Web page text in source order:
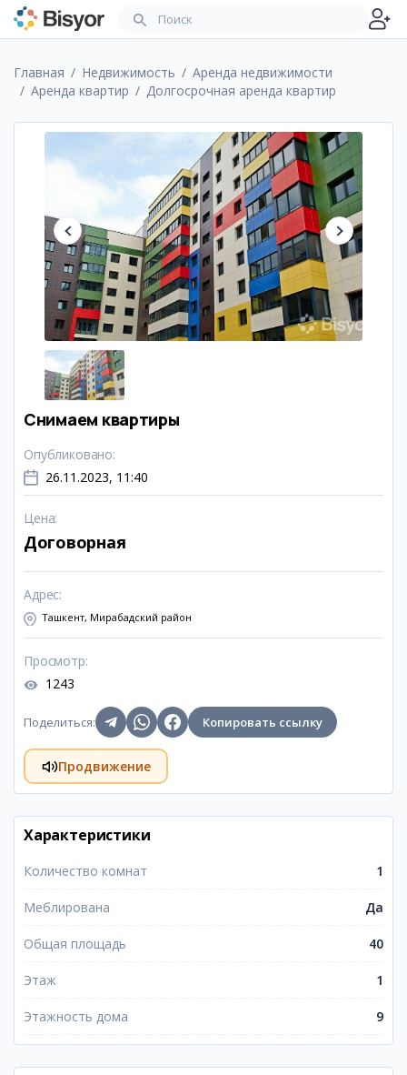
Главная Недвижимость
Аренда недвижимости
Аренда квартир
Долгосрочная аренда квартир
Снимаем квартиры
Опубликовано:
26.11.2023, 11:40
Цена:
Договорная
Адрес:
Ташкент, Мирабадский район
Просмотр:
1243
Поделиться: Копировать ссылку
Продвижение
Характеристики
Количество комнат 1
Меблирована Да
Общая площадь 40
Этаж 1
Этажность дома 9